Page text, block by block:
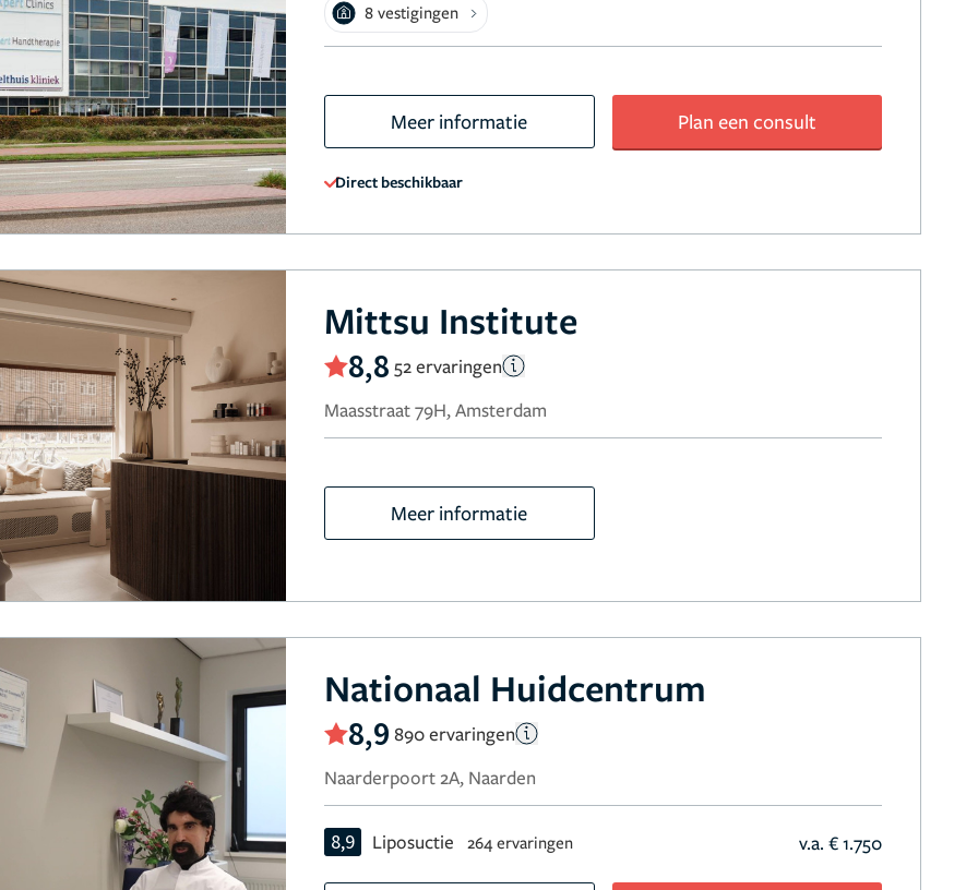
8 vestigingen
Meer informatie Plan een consult
Direct beschikbaar
Mittsu Institute
8,8 52 ervaringen
Maasstraat 79H, Amsterdam
Meer informatie
Nationaal Huidcentrum
8,9 890 ervaringen
Naarderpoort 2A, Naarden
8,9 Liposuctie 264 ervaringen v.a. € 1.750